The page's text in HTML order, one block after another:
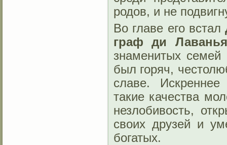
родов, и не
Во главе его встал
граф ди Лаванья
знаменитых семей
был горяч,
славе.
такие качества
незлобивость,
своих друзей и
богатых.